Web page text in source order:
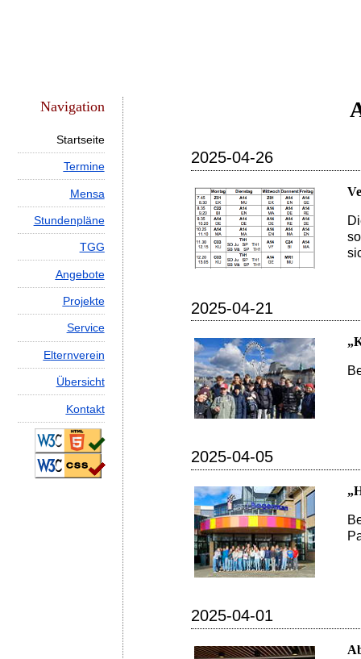
Navigation
Startseite
Termine
Mensa
Stundenpläne
TGG
Angebote
Projekte
Service
Elternverein
Übersicht
Kontakt
2025-04-26
2025-04-21
2025-04-05
2025-04-01